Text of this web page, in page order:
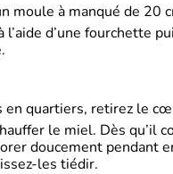
moule à manqué de 20
d’une fourchette
en quartiers, retirez le
le miel. Dès qu’il
doucement pendant
les tiédir.